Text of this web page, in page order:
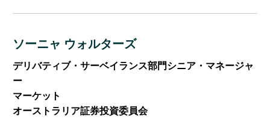
ソーニャ ウォルターズ
デリバティブ・サーベイランス部門シニア・マネージャ
ー
マーケット
オーストラリア証券投資委員会